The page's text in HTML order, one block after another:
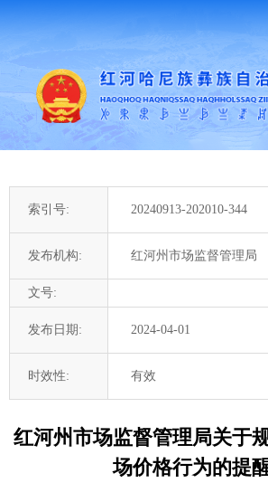
索引号: 20240913-202010-344
发布机构: 红河州市场监督管理局
文号:
发布日期: 2024-04-01
时效性: 有效
红河州市场监督管理局关于
场价格行为的提